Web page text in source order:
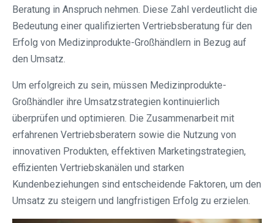
Beratung in Anspruch nehmen. Diese Zahl verdeutlicht die
Bedeutung einer qualifizierten Vertriebsberatung für den
Erfolg von Medizinprodukte-Großhändlern in Bezug auf
den Umsatz.
Um erfolgreich zu sein, müssen Medizinprodukte-
Großhändler ihre Umsatzstrategien kontinuierlich
überprüfen und optimieren. Die Zusammenarbeit mit
erfahrenen Vertriebsberatern sowie die Nutzung von
innovativen Produkten, effektiven Marketingstrategien,
effizienten Vertriebskanälen und starken
Kundenbeziehungen sind entscheidende Faktoren, um den
Umsatz zu steigern und langfristigen Erfolg zu erzielen.